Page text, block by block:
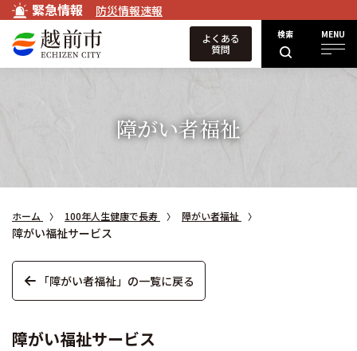
緊急情報 防災情報速報
検索 MENU
よくある
質問
障がい者福祉
ホーム 100年人生健康で長寿 障がい者福祉
障がい福祉サービス
「障がい者福祉」の一覧に戻る
障がい福祉サービス